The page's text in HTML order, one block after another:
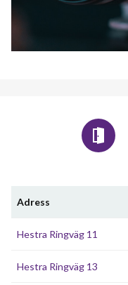
Adress
Hestra Ringväg 11
Hestra Ringväg 13